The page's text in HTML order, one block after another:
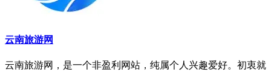
云南旅游网
云南旅游网，是一个非盈利网站，纯属个人兴趣爱好。初衷就